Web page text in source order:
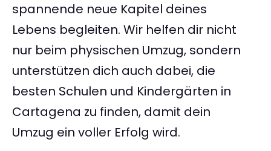
spannende neue Kapitel deines
Lebens begleiten. Wir helfen dir nicht
nur beim physischen Umzug, sondern
unterstützen dich auch dabei, die
besten Schulen und Kindergärten in
Cartagena zu finden, damit dein
Umzug ein voller Erfolg wird.